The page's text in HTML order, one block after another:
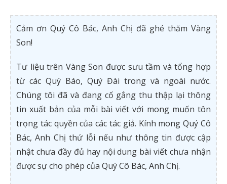
Cảm ơn Quý Cô Bác, Anh Chị đã ghé thăm Vàng
Son!
Tư liệu trên Vàng Son được sưu tầm và tổng hợp
từ các Quý Báo, Quý Đài trong và ngoài nước.
Chúng tôi đã và đang cố gắng thu thập lại thông
tin xuất bản của mỗi bài viết với mong muốn tôn
trọng tác quyền của các tác giả. Kính mong Quý Cô
Bác, Anh Chị thứ lỗi nếu như thông tin được cập
nhật chưa đầy đủ hay nội dung bài viết chưa nhận
được sự cho phép của Quý Cô Bác, Anh Chị.